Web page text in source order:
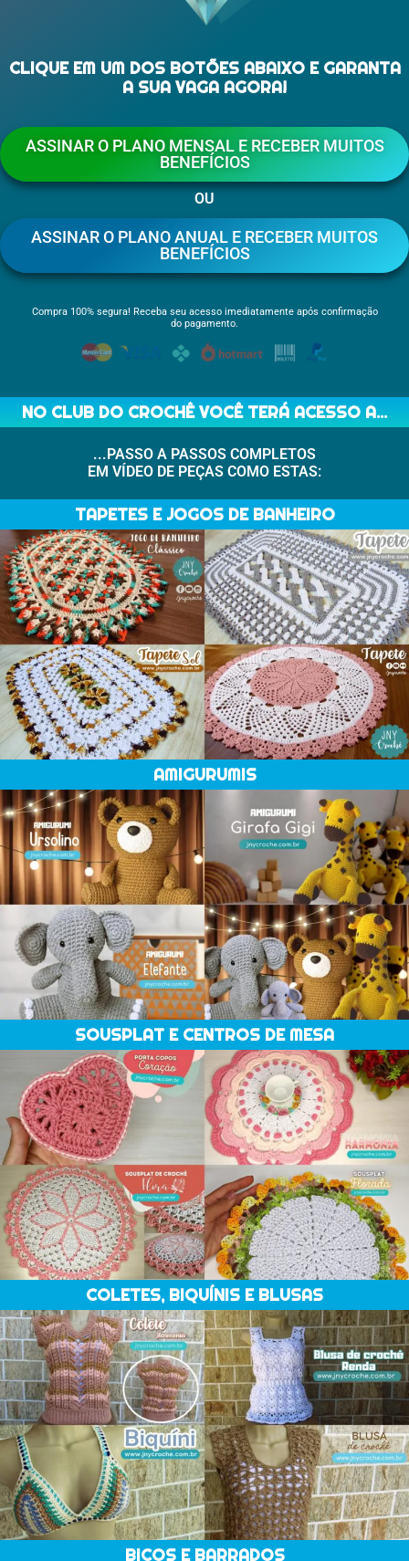
CLIQUE EM UM DOS BOTÕES ABAIXO E GARANTA
A SUA VAGA AGORA!
ASSINAR O PLANO MENSAL E RECEBER MUITOS
BENEFÍCIOS
OU
ASSINAR O PLANO ANUAL E RECEBER MUITOS
BENEFÍCIOS
Compra 100% segura! Receba seu acesso imediatamente após confirmação
do pagamento.
NO CLUB DO CROCHÊ VOCÊ TERÁ ACESSO A...
...PASSO A PASSOS COMPLETOS
EM VÍDEO DE PEÇAS COMO ESTAS:
TAPETES E JOGOS DE BANHEIRO
AMIGURUMIS
SOUSPLAT E CENTROS DE MESA
COLETES, BIQUÍNIS E BLUSAS
BICOS E BARRADOS